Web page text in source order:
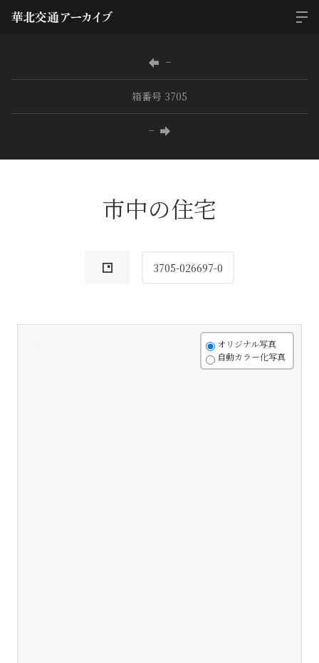
−
箱番号 3705
−
市中の住宅
3705-026697-0
オリジナル写真
自動カラー化写真